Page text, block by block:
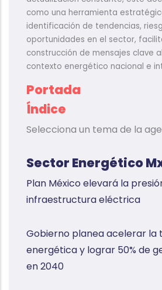
como una herramienta
identificación de tendencias,
oportunidades en el sector,
construcción de mensajes clave
contexto energético nacional e
Portada
Índice
Selecciona un tema de la
Sector Energético
Plan México elevará la
infraestructura eléctrica
Gobierno planea acelerar la
energética y lograr 50% de
en 2040